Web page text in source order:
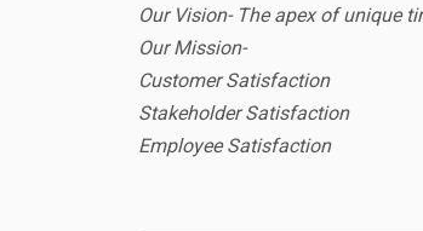
Our Vision- The apex of unique
Our Mission-
Customer Satisfaction
Stakeholder Satisfaction
Employee Satisfaction